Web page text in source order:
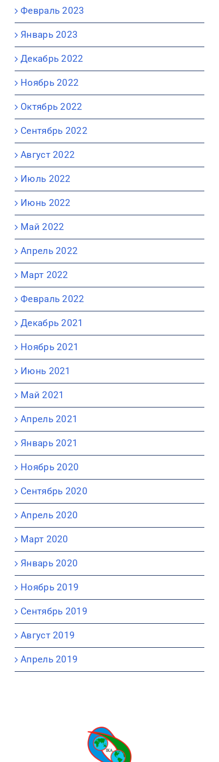
Февраль 2023
Январь 2023
Декабрь 2022
Ноябрь 2022
Октябрь 2022
Сентябрь 2022
Август 2022
Июль 2022
Июнь 2022
Май 2022
Апрель 2022
Март 2022
Февраль 2022
Декабрь 2021
Ноябрь 2021
Июнь 2021
Май 2021
Апрель 2021
Январь 2021
Ноябрь 2020
Сентябрь 2020
Апрель 2020
Март 2020
Январь 2020
Ноябрь 2019
Сентябрь 2019
Август 2019
Апрель 2019